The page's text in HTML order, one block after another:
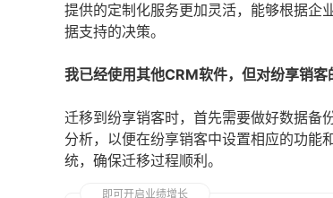
提供的定制化服务更加灵活，能够根据企
据支持的决策。
我已经使用其他CRM软件，但对纷享销
迁移到纷享销客时，首先需要做好数据备
分析，以便在纷享销客中设置相应的功能
统，确保迁移过程顺利。
即可开启业绩增长